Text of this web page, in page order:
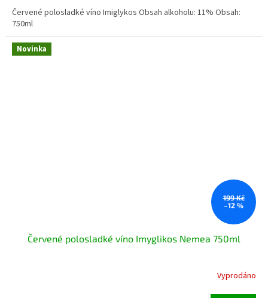
Červené polosladké víno Imiglykos Obsah alkoholu: 11% Obsah:
750ml
Novinka
199 Kč
–12 %
Červené polosladké víno Imyglikos Nemea 750ml
Vyprodáno